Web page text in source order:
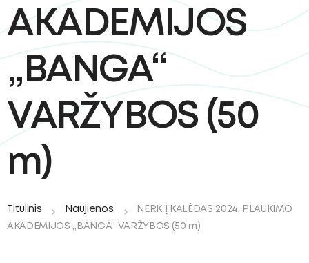
AKADEMIJOS
„BANGA“
VARŽYBOS (50
m)
Titulinis Naujienos NERK Į KALĖDAS 2024: PLAUKIMO
AKADEMIJOS „BANGA“ VARŽYBOS (50 m)